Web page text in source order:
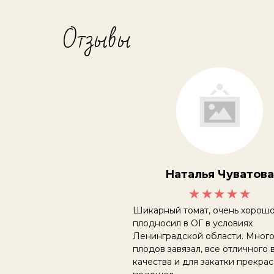
Отзывы
Наталья Чуватова
Шикарный томат, очень хорошо
плодносил в ОГ в условиях
Ленинградской области. Много
плодов завязал, все отличного
качества и для закатки